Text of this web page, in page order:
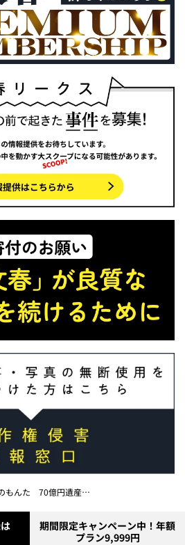
んた 70億円遺産と女性への執着
期間限定キャンペーン中！年額
プラン9,999円